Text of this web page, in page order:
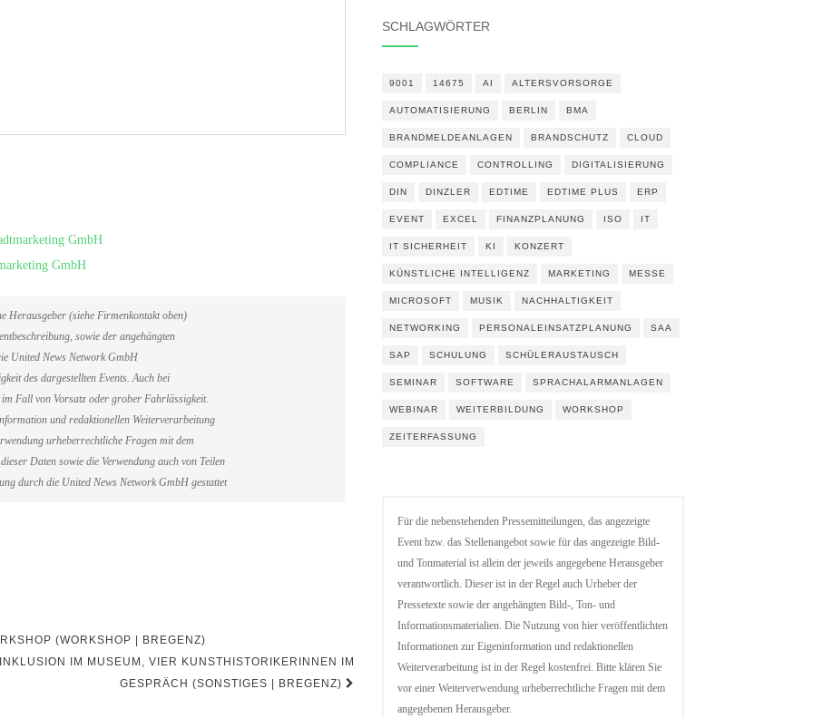
GmbH
GmbH
Herausgeber (siehe Firmenkontakt oben)
sowie der angehängten
United News Network GmbH
des dargestellten Events. Auch bei
Fall von Vorsatz oder grober Fahrlässigkeit.
und redaktionellen Weiterverarbeitung
urheberrechtliche Fragen mit dem
Daten sowie die Verwendung auch von Teilen
durch die United News Network GmbH gestattet
(WORKSHOP | BREGENZ)
IM MUSEUM, VIER KUNSTHISTORIKERINNEN IM
GESPRÄCH (SONSTIGES | BREGENZ)
SCHLAGWÖRTER
9001 14675 AI ALTERSVORSORGE
AUTOMATISIERUNG BERLIN BMA
BRANDMELDEANLAGEN BRANDSCHUTZ CLOUD
COMPLIANCE CONTROLLING DIGITALISIERUNG
DIN DINZLER EDTIME EDTIME PLUS ERP
EVENT EXCEL FINANZPLANUNG ISO IT
IT SICHERHEIT KI KONZERT
KÜNSTLICHE INTELLIGENZ MARKETING MESSE
MICROSOFT MUSIK NACHHALTIGKEIT
NETWORKING PERSONALEINSATZPLANUNG SAA
SAP SCHULUNG SCHÜLERAUSTAUSCH
SEMINAR SOFTWARE SPRACHALARMANLAGEN
WEBINAR WEITERBILDUNG WORKSHOP
ZEITERFASSUNG
Für die nebenstehenden Pressemitteilungen, das angezeigte
Event bzw. das Stellenangebot sowie für das angezeigte Bild-
und Tonmaterial ist allein der jeweils angegebene Herausgeber
verantwortlich. Dieser ist in der Regel auch Urheber der
Pressetexte sowie der angehängten Bild-, Ton- und
Informationsmaterialien. Die Nutzung von hier veröffentlichten
Informationen zur Eigeninformation und redaktionellen
Weiterverarbeitung ist in der Regel kostenfrei. Bitte klären Sie
vor einer Weiterverwendung urheberrechtliche Fragen mit dem
angegebenen Herausgeber.